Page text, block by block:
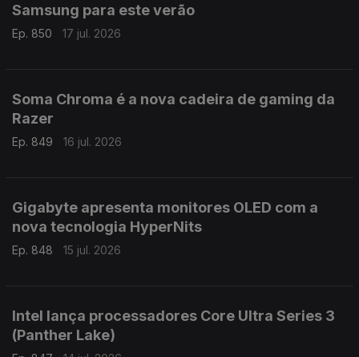
Samsung para este verão
Ep. 850 17 jul. 2026
Soma Chroma é a nova cadeira de gaming da
Razer
Ep. 849 16 jul. 2026
Gigabyte apresenta monitores OLED com a
nova tecnologia HyperNits
Ep. 848 15 jul. 2026
Intel lança processadores Core Ultra Series 3
(Panther Lake)